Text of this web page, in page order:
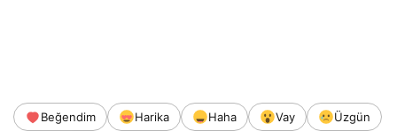
Beğendim Harika Haha Vay
Üzgün